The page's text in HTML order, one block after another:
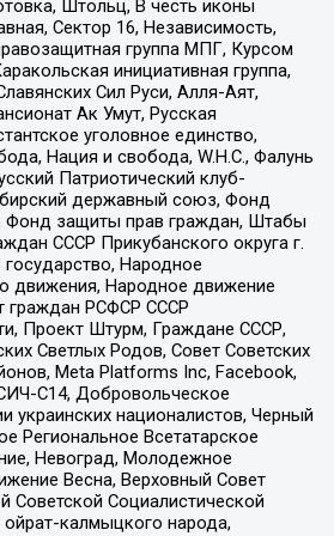
Штольц, В честь иконы
Сектор 16, Независимость,
группа МПГ, Курсом
инициативная группа,
Сил Руси, Алля-Аят,
Ак Умут, Русская
уголовное единство,
Нация и свобода, W.H.С., Фалунь
Патриотический клуб-
державный союз, Фонд
Фонд защиты прав граждан, Штабы
СССР Прикубанского округа г.
Народное
движения, Народное движение
граждан РСФСР СССР
Проект Штурм, Граждане СССР,
Светлых Родов, Совет Советских
Meta Platforms Inc, Facebook,
С14, Добровольческое
украинских националистов, Черный
Региональное Всетатарское
Невоград, Молодежное
Весна, Верховный Совет
Советской Социалистической
ойрат-калмыцкого народа,